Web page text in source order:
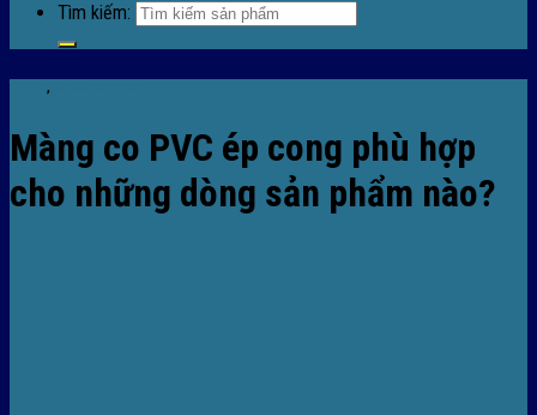
Tìm kiếm:
,
Màng co PVC ép cong phù hợp
cho những dòng sản phẩm nào?